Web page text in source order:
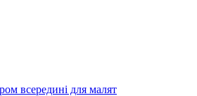
всередині для малят